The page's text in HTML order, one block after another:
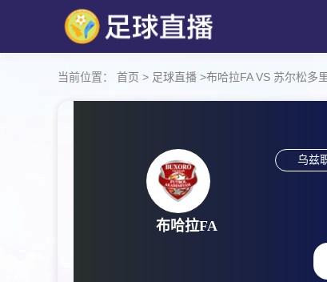
当前位置： 首页 > 足球直播 >布哈拉FA VS 苏尔松多
布哈拉FA
乌兹